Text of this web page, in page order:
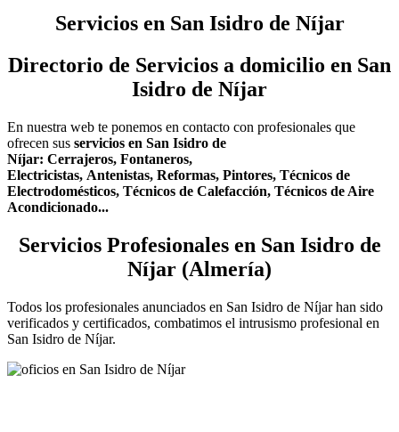
Servicios en San Isidro de Níjar
Directorio de Servicios a domicilio en San
Isidro de Níjar
En nuestra web te ponemos en contacto con profesionales que
ofrecen sus servicios en San Isidro de
Níjar: Cerrajeros, Fontaneros,
Electricistas, Antenistas, Reformas, Pintores, Técnicos de
Electrodomésticos, Técnicos de Calefacción, Técnicos de Aire
Acondicionado...
Servicios Profesionales en San Isidro de
Níjar (Almería)
Todos los profesionales anunciados en San Isidro de Níjar han sido
verificados y certificados, combatimos el intrusismo profesional en
San Isidro de Níjar.